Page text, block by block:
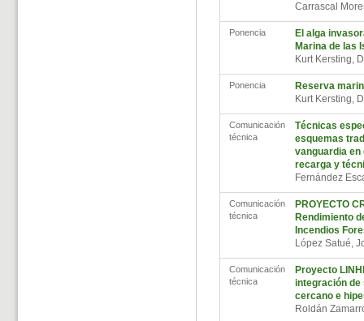
Carrascal
Ponencia
El alga
Marina de las
Kurt Kersting,
Ponencia
Reserva
Kurt Kersting,
Comunicación
técnica
Técnicas
esquemas
vanguardia en
recarga y
Fernández
Comunicación
técnica
PROYECTO
Rendimiento
Incendios
López Satué,
Comunicación
técnica
Proyecto
integración de
cercano e
Roldán